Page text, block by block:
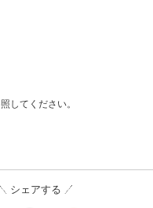
してください。
シェアする